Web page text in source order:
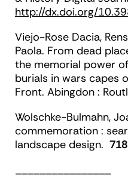
http://dx.doi.org/
Viejo-Rose Dacia,
Paola. From dead
the memorial power
burials in wars capes
Front. Abingdon :
Wolschke-Bulmahn,
commemoration :
landscape design.
________________